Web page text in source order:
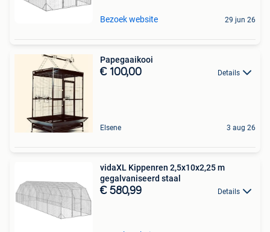
Bezoek website 29 jun 26
Papegaaikooi
€ 100,00 Details
Elsene 3 aug 26
vidaXL Kippenren 2,5x10x2,25 m
gegalvaniseerd staal
€ 580,99 Details